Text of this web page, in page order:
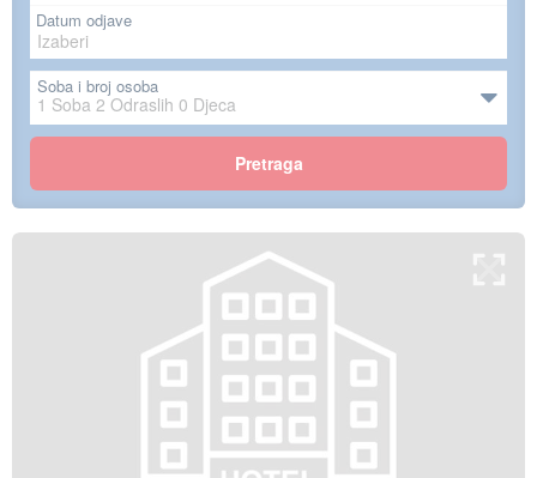
Datum odjave
Soba i broj osoba
1 Soba 2 Odraslih 0 Djeca
Pretraga